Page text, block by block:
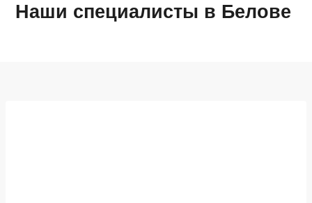
Наши специалисты в Белове